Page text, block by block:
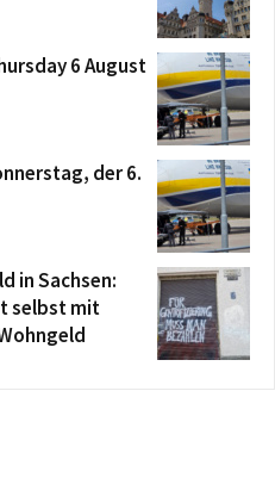
6 August
der 6.
in Sachsen:
selbst mit